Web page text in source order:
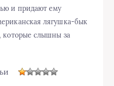
и придают ему
лягушка-бык
которые слышны за